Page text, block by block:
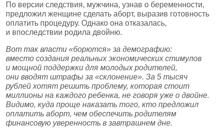
По версии следствия, мужчина, узнав о беременности,
предложил женщине сделать аборт, выразив готовность
оплатить процедуру. Однако она отказалась,
и впоследствии родила двойню.
Вот так власти «борются» за демографию:
вместо создания реальных экономических стимулов
и мощной поддержки для молодых родителей,
они вводят штрафы за «склонение». За 5 тысяч
рублей хотят решить проблему, которая стоит
миллионы на каждого ребенка, не говоря уже о двойне.
Видимо, куда проще наказать того, кто предложил
оплатить аборт, чем обеспечить родителям
финансовую уверенность в завтрашнем дне.